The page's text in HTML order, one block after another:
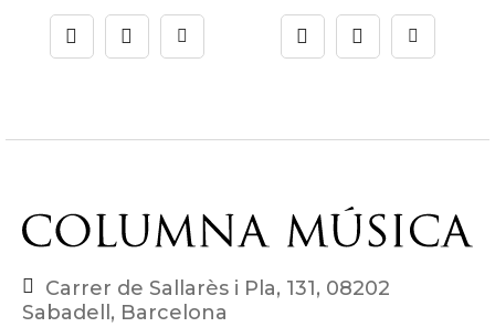
Carrer de Sallarès i Pla, 131, 08202
Sabadell, Barcelona